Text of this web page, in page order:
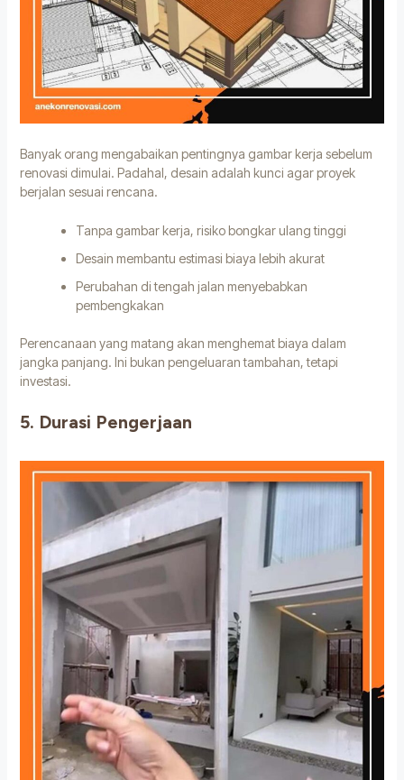
Banyak orang mengabaikan pentingnya gambar kerja sebelum
renovasi dimulai. Padahal, desain adalah kunci agar proyek
berjalan sesuai rencana.
Tanpa gambar kerja, risiko bongkar ulang tinggi
Desain membantu estimasi biaya lebih akurat
Perubahan di tengah jalan menyebabkan
pembengkakan
Perencanaan yang matang akan menghemat biaya dalam
jangka panjang. Ini bukan pengeluaran tambahan, tetapi
investasi.
5. Durasi Pengerjaan